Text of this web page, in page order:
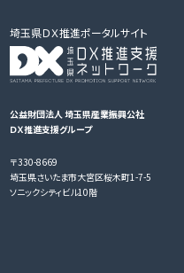
埼玉県ＤＸ推進ポータルサイト
公益財団法人 埼玉県産業振興公社
ＤＸ推進支援グループ
〒330-8669
埼玉県さいたま市大宮区桜木町1-7-5
ソニックシティビル10階